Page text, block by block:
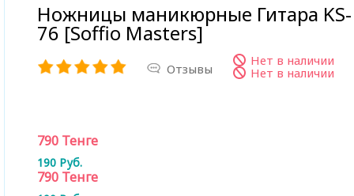
Ножницы маникюрные Гитара KS-
76 [Soffio Masters]
Отзывы
Нет в наличии
Нет в наличии
790 Тенге
190 Руб.
790 Тенге